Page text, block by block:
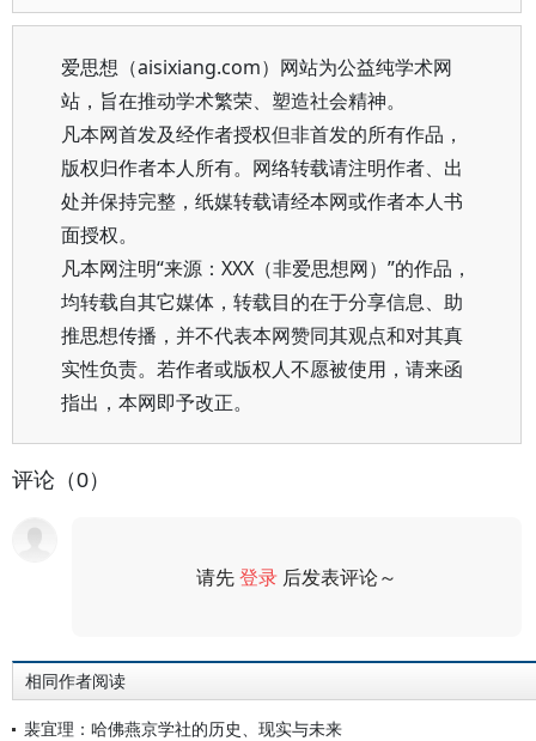
爱思想（aisixiang.com）网站为公益纯学术网
站，旨在推动学术繁荣、塑造社会精神。
凡本网首发及经作者授权但非首发的所有作品，
版权归作者本人所有。网络转载请注明作者、出
处并保持完整，纸媒转载请经本网或作者本人书
面授权。
凡本网注明“来源：XXX（非爱思想网）”的作品，
均转载自其它媒体，转载目的在于分享信息、助
推思想传播，并不代表本网赞同其观点和对其真
实性负责。若作者或版权人不愿被使用，请来函
指出，本网即予改正。
评论（0）
请先登录 后发表评论～
相同作者阅读
裴宜理：哈佛燕京学社的历史、现实与未来